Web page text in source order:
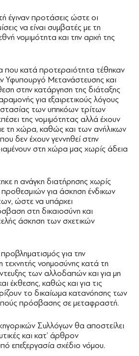
έγιναν προτάσεις ώστε οι
να είναι συμβατές με τη
νομιμότητα και την αρχή της
που κατά προτεραιότητα τέθηκαν
Υφυπουργό Μετανάστευσης και
στην κατάργηση της διάταξης
για εξαιρετικούς λόγους
των υπηκόων τρίτων
της νομιμότητας αλλά έχουν
τη χώρα, καθώς και των ανήλικων
δεν έχουν γεννηθεί στην
στη χώρα μας χωρίς άδεια
η ανάγκη διατήρησης χωρίς
για άσκηση ένδικων
ώστε να υπάρχει
στη δικαιοσύνη και
άσκηση των σχετικών
για την
νοημοσύνης κατά τη
των αλλοδαπών και για μη
έκθεσης, καθώς και για τις
το δικαίωμα κατανόησης των
πρόσβασης σε μεταφραστή.
Συλλόγων θα αποστείλει
και κατ’ άρθρον
επεξεργασία σχέδιο νόμου.